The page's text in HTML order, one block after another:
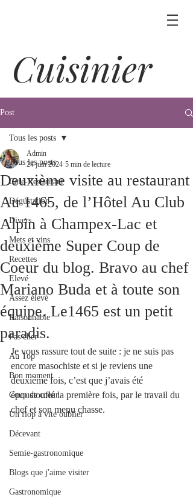
Cuisinier
Post
Tous les posts
Café-Restaurant
Dégustation
Divers
Mets et vins
Recettes
Elevé
Assez élevé
Raisonnable
Pas cher
Au Top
Bon moment
Coup de coeur
Un flop à vite oublier
Décevant
Semie-gastronomique
Blogs que j'aime visiter
Gastronomique
Tous les posts
Deuxième visite au restaurant
Au 1465, de l’Hôtel Au Club
Alpin à Champex-Lac et
deuxième Super Coup de
Coeur du blog. Bravo au chef
Mariano Buda et à toute son
équipe. Le1465 est un petit
paradis.
Admin
24 juin 2024 5 min de lecture
Je vous rassure tout de suite : je ne suis pas
encore masochiste et si je reviens une
deuxième fois, c’est que j’avais été
époustouflé la première fois, par le travail du
chef et son menu chasse.